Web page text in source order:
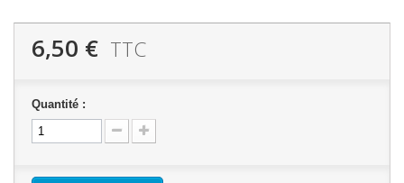
6,50 € TTC
Quantité :